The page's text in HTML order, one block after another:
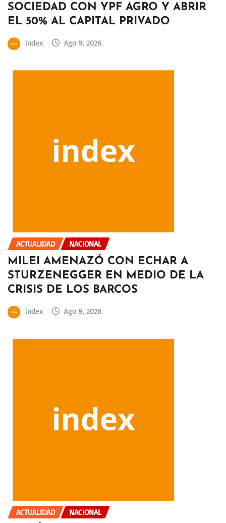
SOCIEDAD CON YPF AGRO Y ABRIR
EL 50% AL CAPITAL PRIVADO
index Ago 9, 2026
ACTUALIDAD NACIONAL
MILEI AMENAZÓ CON ECHAR A
STURZENEGGER EN MEDIO DE LA
CRISIS DE LOS BARCOS
index Ago 9, 2026
ACTUALIDAD NACIONAL